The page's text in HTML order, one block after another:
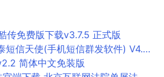
传免费版下载v3.7.5 正式版
使(手机短信群发软件) V4.2 官方中文安装版
简体中文免装版